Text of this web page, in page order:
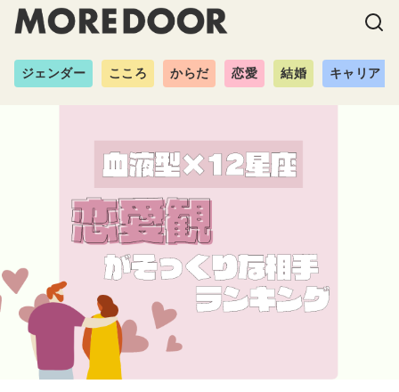
ジェンダー こころ からだ 恋愛 結婚 キャリア